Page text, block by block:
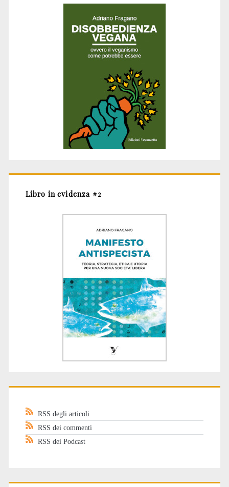
Libro in evidenza #2
RSS degli articoli
RSS dei commenti
RSS dei Podcast